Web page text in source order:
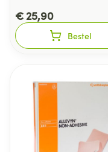
€ 25,90
Bestel